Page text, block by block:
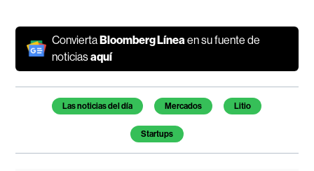
ConviertaBloomberg Línea en su fuente de
noticiasaquí
Temas de este artículo
Las noticias del día Mercados Litio
Startups